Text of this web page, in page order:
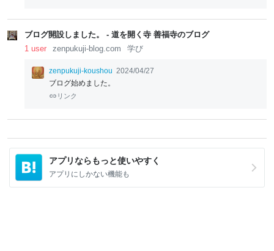
ブログ開設しました。 - 道を開く寺 善福寺のブログ
1 user
zenpukuji-blog.com 学び
zenpukuji-koushou 2024/04/27
ブログ始めました。
リンク
アプリならもっと使いやすく
アプリにしかない機能も